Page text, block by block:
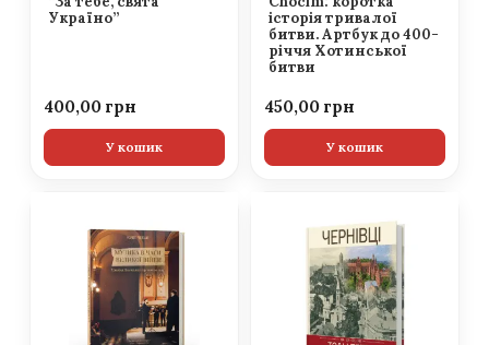
Україно”
400,00
У кошик
історія тривалої
битви. Артбук до 400-
річчя Хотинської
битви
450,00
У кошик